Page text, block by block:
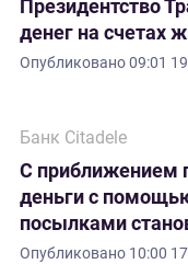
Президентство
денег на счетах
Опубликовано09:01
Банк Citadele
С приближением
деньги с
посылками
Опубликовано 10:00